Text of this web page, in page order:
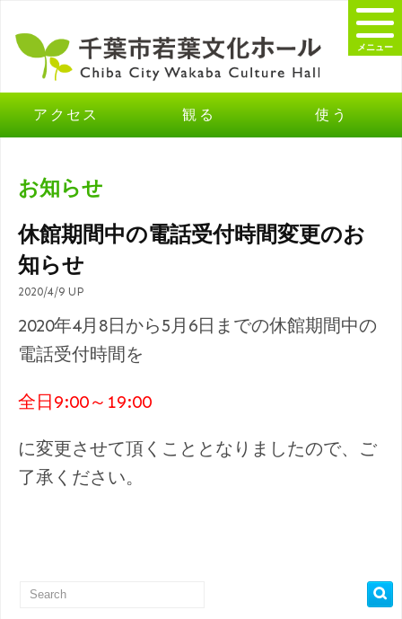
アクセス 観る 使う
メニュー
お知らせ
休館期間中の電話受付時間変更のお
知らせ
2020/4/9 UP
2020年4月8日から5月6日までの休館期間中の
電話受付時間を
全日9:00～19:00
に変更させて頂くこととなりましたので、ご
了承ください。